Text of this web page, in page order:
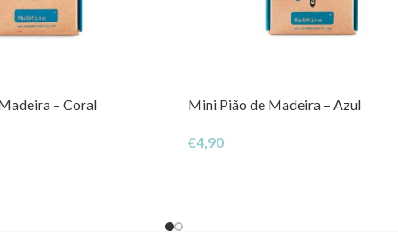
– Coral Mini Pião de Madeira – Azul
€4,90